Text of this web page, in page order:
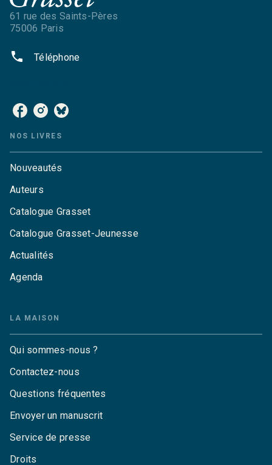
61 rue des Saints-Pères
75006 Paris
phone Téléphone
NOS LIVRES
Nouveautés
Auteurs
Catalogue Grasset
Catalogue Grasset-Jeunesse
Actualités
Agenda
LA MAISON
Qui sommes-nous ?
Contactez-nous
Questions fréquentes
Envoyer un manuscrit
Service de presse
Droits